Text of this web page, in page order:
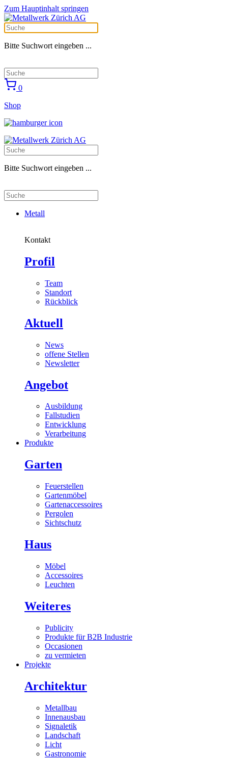
Zum Hauptinhalt springen
Bitte Suchwort eingeben ...
0
Shop
Bitte Suchwort eingeben ...
Metall
Kontakt
Profil
Team
Standort
Rückblick
Aktuell
News
offene Stellen
Newsletter
Angebot
Ausbildung
Fallstudien
Entwicklung
Verarbeitung
Produkte
Garten
Feuerstellen
Gartenmöbel
Gartenaccessoires
Pergolen
Sichtschutz
Haus
Möbel
Accessoires
Leuchten
Weiteres
Publicity
Produkte für B2B Industrie
Occasionen
zu vermieten
Projekte
Architektur
Metallbau
Innenausbau
Signaletik
Landschaft
Licht
Gastronomie